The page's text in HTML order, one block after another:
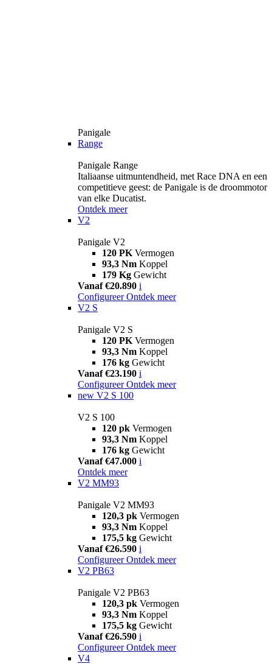
Panigale
Range
Panigale Range
Italiaanse uitmuntendheid, met Race DNA en een
competitieve geest: de Panigale is de droommotor
van elke Ducatist.
Ontdek meer
V2
Panigale V2
120 PK Vermogen
93,3 Nm Koppel
179 Kg Gewicht
Vanaf €20.890 i
Configureer Ontdek meer
V2 S
Panigale V2 S
120 PK Vermogen
93,3 Nm Koppel
176 kg Gewicht
Vanaf €23.190 i
Configureer Ontdek meer
new V2 S 100
V2 S 100
120 pk Vermogen
93,3 Nm Koppel
176 kg Gewicht
Vanaf €47.000 i
Ontdek meer
V2 MM93
Panigale V2 MM93
120,3 pk Vermogen
93,3 Nm Koppel
175,5 kg Gewicht
Vanaf €26.590 i
Configureer Ontdek meer
V2 PB63
Panigale V2 PB63
120,3 pk Vermogen
93,3 Nm Koppel
175,5 kg Gewicht
Vanaf €26.590 i
Configureer Ontdek meer
V4